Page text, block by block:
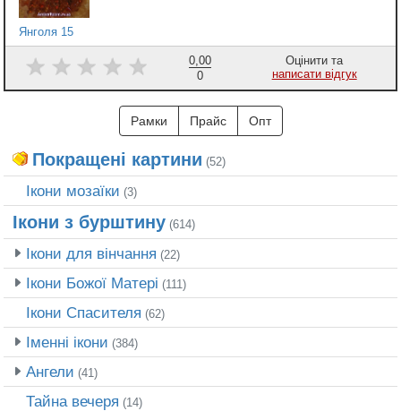
Янголя 15
0,00
0
Оцінити та
написати відгук
Рамки Прайс Опт
Покращені картини (52)
Ікони мозаїки (3)
Ікони з бурштину (614)
Ікони для вінчання (22)
Ікони Божої Матері (111)
Ікони Спасителя (62)
Іменні ікони (384)
Ангели (41)
Тайна вечеря (14)